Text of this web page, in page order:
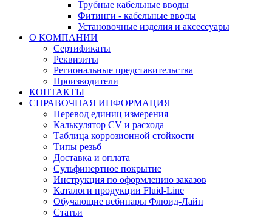
Трубные кабельные вводы
Фитинги - кабельные вводы
Установочные изделия и аксессуары
О КОМПАНИИ
Сертификаты
Реквизиты
Региональные представительства
Производители
КОНТАКТЫ
СПРАВОЧНАЯ ИНФОРМАЦИЯ
Перевод единиц измерения
Калькулятор CV и расхода
Таблица коррозионной стойкости
Типы резьб
Доставка и оплата
Сульфинертное покрытие
Инструкция по оформлению заказов
Каталоги продукции Fluid-Line
Обучающие вебинары Флюид-Лайн
Статьи